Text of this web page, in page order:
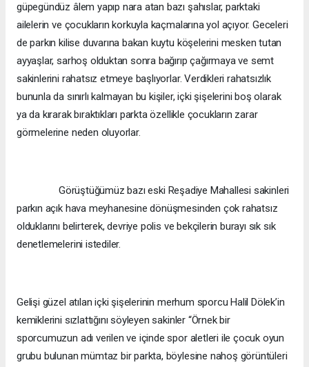
güpegündüz âlem yapıp nara atan bazı şahıslar, parktaki
ailelerin ve çocukların korkuyla kaçmalarına yol açıyor. Geceleri
de parkın kilise duvarına bakan kuytu köşelerini mesken tutan
ayyaşlar, sarhoş olduktan sonra bağırıp çağırmaya ve semt
sakinlerini rahatsız etmeye başlıyorlar. Verdikleri rahatsızlık
bununla da sınırlı kalmayan bu kişiler, içki şişelerini boş olarak
ya da kırarak bıraktıkları parkta özellikle çocukların zarar
görmelerine neden oluyorlar.
Görüştüğümüz bazı eski Reşadiye Mahallesi sakinleri
parkın açık hava meyhanesine dönüşmesinden çok rahatsız
olduklarını belirterek, devriye polis ve bekçilerin burayı sık sık
denetlemelerini istediler.
Gelişi güzel atılan içki şişelerinin merhum sporcu Halil Dölek’in
kemiklerini sızlattığını söyleyen sakinler “Örnek bir
sporcumuzun adı verilen ve içinde spor aletleri ile çocuk oyun
grubu bulunan mümtaz bir parkta, böylesine nahoş görüntüleri